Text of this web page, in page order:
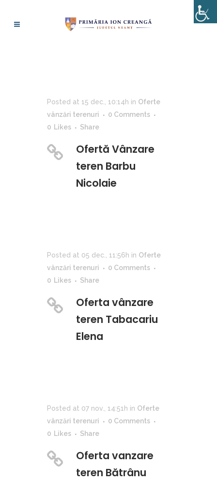
Posted at 15 dec., 10:14h in Oferte
vânzări terenuri
0 Comments
0 Likes Share
Ofertă Vânzare
teren Barbu
Nicolaie
Posted at 05 dec., 11:56h in Oferte
vânzări terenuri
0 Comments
0 Likes Share
Oferta vânzare
teren Tabacariu
Elena
Posted at 07 nov., 14:51h in Oferte
vânzări terenuri
0 Comments
0 Likes Share
Oferta vanzare
teren Bătrânu